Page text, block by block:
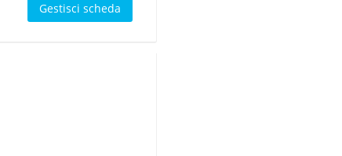
Gestisci scheda